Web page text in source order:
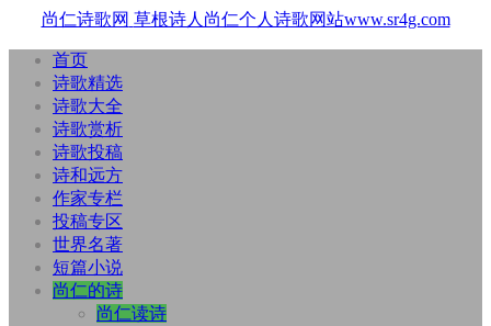
尚仁诗歌网 草根诗人尚仁个人诗歌网站www.sr4g.com
首页
诗歌精选
诗歌大全
诗歌赏析
诗歌投稿
诗和远方
作家专栏
投稿专区
世界名著
短篇小说
尚仁的诗
尚仁读诗